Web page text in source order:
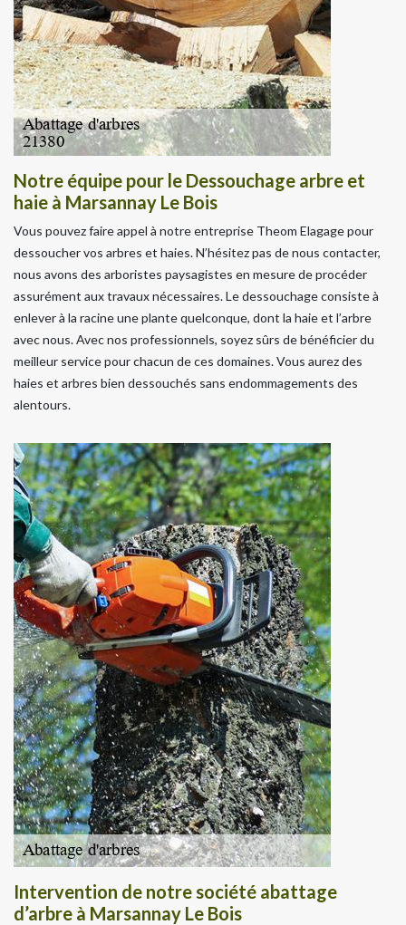
Notre équipe pour le Dessouchage arbre et
haie à Marsannay Le Bois
Vous pouvez faire appel à notre entreprise Theom Elagage pour
dessoucher vos arbres et haies. N’hésitez pas de nous contacter,
nous avons des arboristes paysagistes en mesure de procéder
assurément aux travaux nécessaires. Le dessouchage consiste à
enlever à la racine une plante quelconque, dont la haie et l’arbre
avec nous. Avec nos professionnels, soyez sûrs de bénéficier du
meilleur service pour chacun de ces domaines. Vous aurez des
haies et arbres bien dessouchés sans endommagements des
alentours.
Intervention de notre société abattage
d’arbre à Marsannay Le Bois